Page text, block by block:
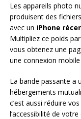
Les appareils photo
produisent des
avec un iPhone
Multipliez ce poids
vous obtenez une
une connexion
La bande passante a
hébergements
c’est aussi réduire
l’accessibilité de